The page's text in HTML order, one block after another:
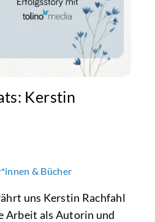
Kerstin
& Bücher
uns Kerstin Rachfahl
Arbeit als Autorin und